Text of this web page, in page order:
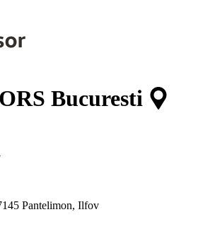
Bucuresti
Pantelimon, Ilfov